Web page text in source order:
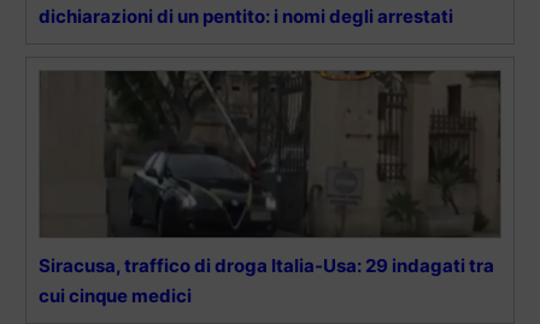
dichiarazioni di un pentito: i nomi degli arrestati
Siracusa, traffico di droga Italia-Usa: 29 indagati tra
cui cinque medici